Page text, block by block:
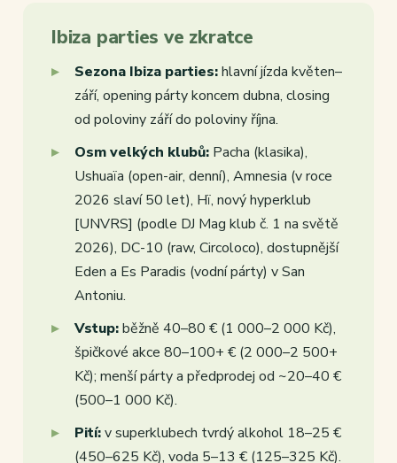
Ibiza parties ve zkratce
Sezona Ibiza parties:hlavní jízda květen–
září, opening párty koncem dubna, closing
od poloviny září do poloviny října.
Osm velkých klubů: Pacha (klasika),
Ushuaïa (open-air, denní), Amnesia (v roce
2026 slaví 50 let), Hï, nový hyperklub
[UNVRS] (podle DJ Mag klub č. 1 na světě
2026), DC-10 (raw, Circoloco), dostupnější
Eden a Es Paradis (vodní párty) v San
Antoniu.
Vstup:běžně 40–80 € (1 000–2 000 Kč),
špičkové akce 80–100+ € (2 000–2 500+
Kč); menší párty a předprodej od ~20–40 €
(500–1 000 Kč).
Pití:v superklubech tvrdý alkohol 18–25 €
(450–625 Kč), voda 5–13 € (125–325 Kč).